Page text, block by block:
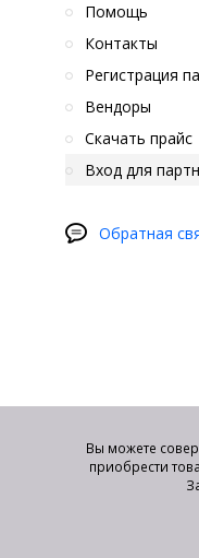
Помощь
Контакты
Регистрация
Вендоры
Скачать прайс
Вход для
Обратная
Вы можете
приобрести